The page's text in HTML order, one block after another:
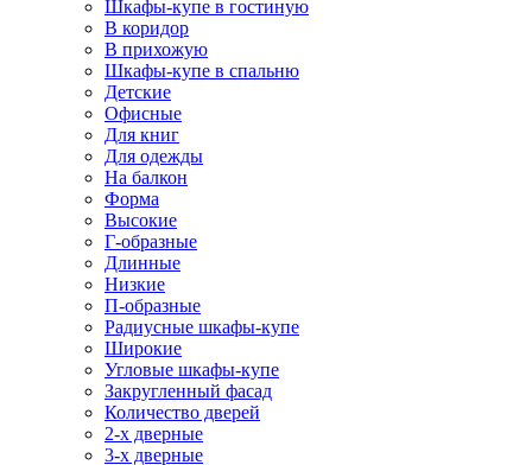
Шкафы-купе в гостиную
В коридор
В прихожую
Шкафы-купе в спальню
Детские
Офисные
Для книг
Для одежды
На балкон
Форма
Высокие
Г-образные
Длинные
Низкие
П-образные
Радиусные шкафы-купе
Широкие
Угловые шкафы-купе
Закругленный фасад
Количество дверей
2-х дверные
3-х дверные